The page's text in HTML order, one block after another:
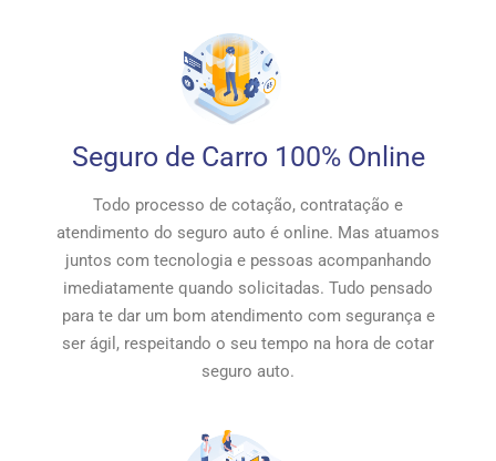
Seguro de Carro 100% Online
Todo processo de cotação, contratação e
atendimento do seguro auto é online. Mas atuamos
juntos com tecnologia e pessoas acompanhando
imediatamente quando solicitadas. Tudo pensado
para te dar um bom atendimento com segurança e
ser ágil, respeitando o seu tempo na hora de cotar
seguro auto.